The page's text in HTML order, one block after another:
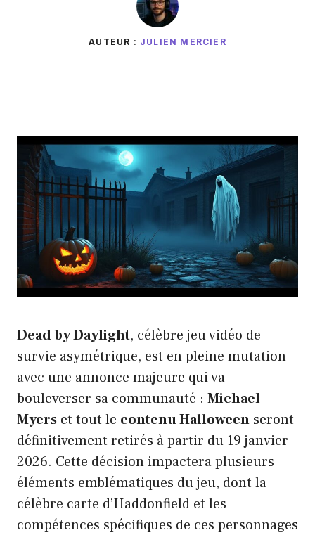
AUTEUR : JULIEN MERCIER
Dead by Daylight, célèbre jeu vidéo de
survie asymétrique, est en pleine mutation
avec une annonce majeure qui va
bouleverser sa communauté : Michael
Myers et tout le contenu Halloween seront
définitivement retirés à partir du 19 janvier
2026. Cette décision impactera plusieurs
éléments emblématiques du jeu, dont la
célèbre carte d’Haddonfield et les
compétences spécifiques de ces personnages